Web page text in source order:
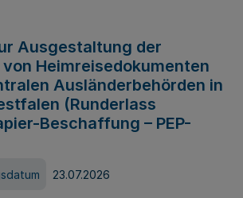
Ausgestaltung der
Heimreisedokumenten
Ausländerbehörden in
(Runderlass
Beschaffung – PEP-
23.07.2026